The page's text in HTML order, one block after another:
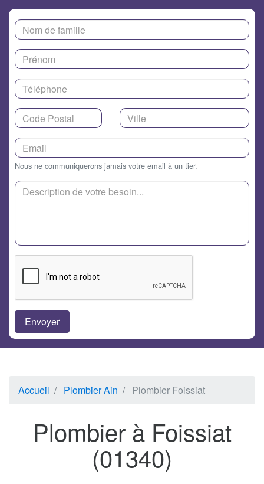
Nous ne communiquerons jamais votre email à un tier.
Accueil Plombier Ain Plombier Foissiat
Plombier à Foissiat
(01340)